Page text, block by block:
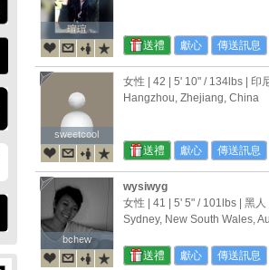
瑄瑄
瑄瑄
送禮 獻心 傳送訊息
sweetcool
sweetcool
女性 | 42 | 5' 10" / 134lbs | 印
Hangzhou, Zhejiang, China
送禮 獻心 傳送訊息
bchew
bchew
wysiwyg
女性 | 41 | 5' 5" / 101lbs | 黑人
Sydney, New South Wales,
送禮 獻心 傳送訊息